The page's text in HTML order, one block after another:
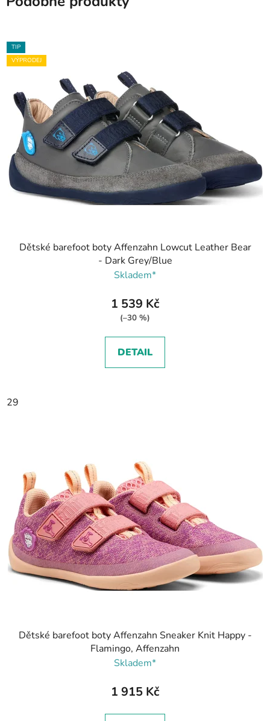
TIP
VÝPRODEJ
Dětské barefoot boty Affenzahn Lowcut Leather Bear
- Dark Grey/Blue
Skladem*
1 539 Kč
(–30 %)
DETAIL
29
Dětské barefoot boty Affenzahn Sneaker Knit Happy -
Flamingo, Affenzahn
Skladem*
1 915 Kč